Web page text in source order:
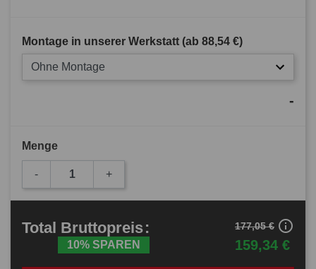
Montage in unserer Werkstatt (ab 88,54 €)
Ohne Montage
-
Menge
- +
Total Bruttopreis:
10% SPAREN 159,34 €
177,05 € info_outline